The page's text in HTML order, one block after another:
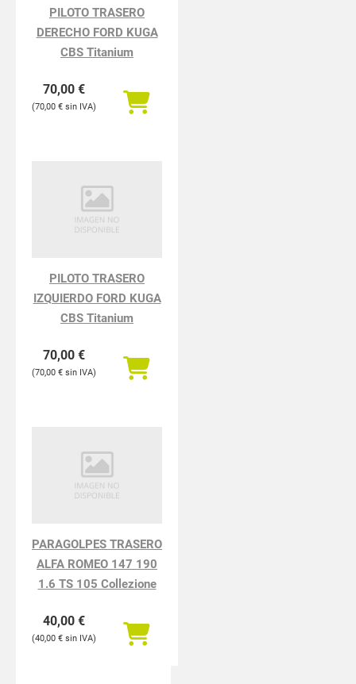
PILOTO TRASERO
DERECHO FORD KUGA
CBS Titanium
70,00 €
70,00 €
PILOTO TRASERO
IZQUIERDO FORD KUGA
CBS Titanium
70,00 €
70,00 €
PARAGOLPES TRASERO
ALFA ROMEO 147 190
1.6 TS 105 Collezione
40,00 €
40,00 €